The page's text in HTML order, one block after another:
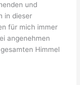
und
in dieser
für mich immer
angenehmen
Himmel